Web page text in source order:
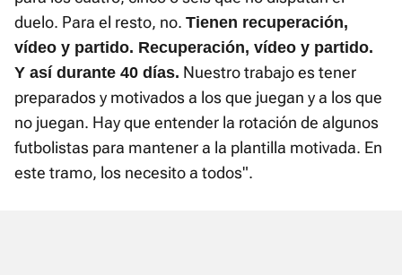
duelo. Para el resto, no. Tienen recuperación,
vídeo y partido. Recuperación, vídeo y partido.
Y así durante 40 días. Nuestro trabajo es tener
preparados y motivados a los que juegan y a los que
no juegan. Hay que entender la rotación de algunos
futbolistas para mantener a la plantilla motivada. En
este tramo, los necesito a todos".